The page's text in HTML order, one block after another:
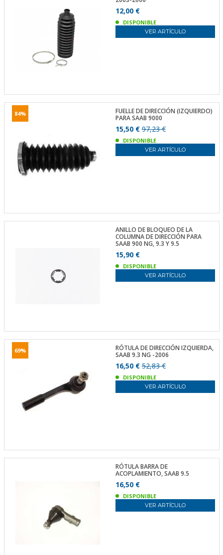
12,00 €
DISPONIBLE
VER ARTÍCULO
84%
FUELLE DE DIRECCIÓN (IZQUIERDO)
PARA SAAB 9000
15,50 €97,23 €
DISPONIBLE
VER ARTÍCULO
ANILLO DE BLOQUEO DE LA
COLUMNA DE DIRECCIÓN PARA
SAAB 900 NG, 9.3 Y 9.5
15,90 €
DISPONIBLE
VER ARTÍCULO
69%
RÓTULA DE DIRECCIÓN IZQUIERDA,
SAAB 9.3 NG -2006
16,50 €52,83 €
DISPONIBLE
VER ARTÍCULO
RÓTULA BARRA DE
ACOPLAMIENTO, SAAB 9.5
16,50 €
DISPONIBLE
VER ARTÍCULO